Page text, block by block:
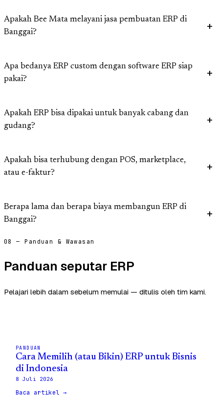
Apakah Bee Mata melayani jasa pembuatan ERP di
Banggai?
Apa bedanya ERP custom dengan software ERP siap
pakai?
Apakah ERP bisa dipakai untuk banyak cabang dan
gudang?
Apakah bisa terhubung dengan POS, marketplace,
atau e-faktur?
Berapa lama dan berapa biaya membangun ERP di
Banggai?
08 — Panduan & Wawasan
Panduan seputar ERP
Pelajari lebih dalam sebelum memulai — ditulis oleh tim kami.
PANDUAN
Cara Memilih (atau Bikin) ERP untuk Bisnis
di Indonesia
8 Juli 2026
Baca artikel →